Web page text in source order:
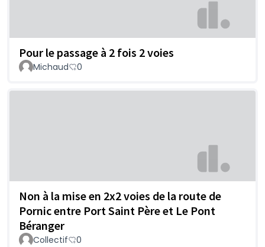
Pour le passage à 2 fois 2 voies
Michaud 0
Non à la mise en 2x2 voies de la route de
Pornic entre Port Saint Père et Le Pont
Béranger
Collectif 0